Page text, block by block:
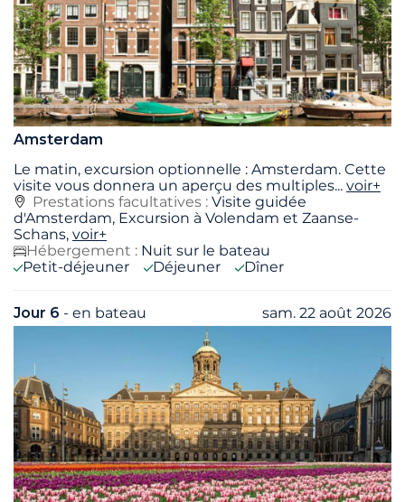
Amsterdam
Le matin, excursion optionnelle : Amsterdam. Cette
visite vous donnera un aperçu des multiples... voir+
Prestations facultatives : Visite guidée
d'Amsterdam, Excursion à Volendam et Zaanse-
Schans, voir+
Hébergement : Nuit sur le bateau
Petit-déjeuner
Déjeuner Dîner
Jour 6 - en bateau sam. 22 août 2026